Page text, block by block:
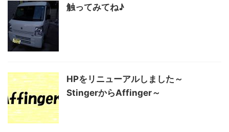
触ってみてね♪
HPをリニューアルしました～
StingerからAffinger～